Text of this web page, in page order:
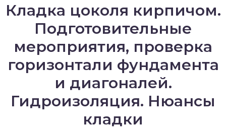
Кладка цоколя кирпичом.
Подготовительные
мероприятия, проверка
горизонтали фундамента
и диагоналей.
Гидроизоляция. Нюансы
кладки